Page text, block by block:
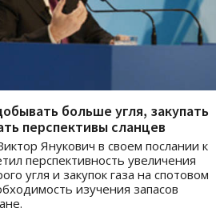
больше угля, закупать
перспективы сланцев
Янукович в своем послании к
перспективность увеличения
угля и закупок газа на спотовом
изучения запасов